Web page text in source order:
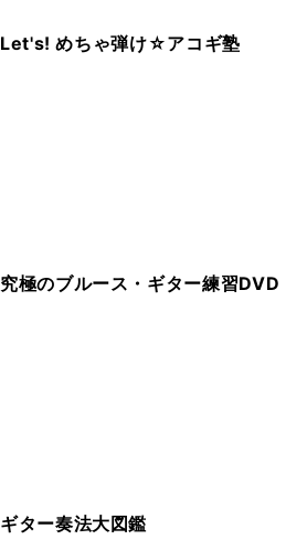
Let's! めちゃ弾け☆アコギ塾
究極のブルース・ギター練習DVD
ギター奏法大図鑑